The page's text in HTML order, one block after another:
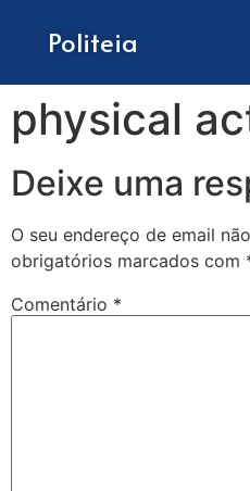
Politeia
physical
Deixe uma
O seu endereço de email
obrigatórios marcados com
Comentário *